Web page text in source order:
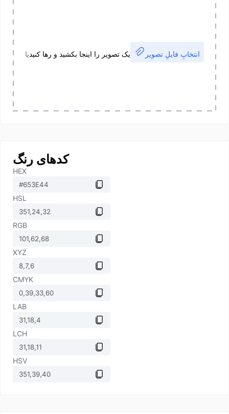
یک تصویر را اینجا بکشید و رها کنیدیا انتخابِ فایلِ تصویر
کدهای رنگ
HEX
HSL
RGB
XYZ
CMYK
LAB
LCH
HSV